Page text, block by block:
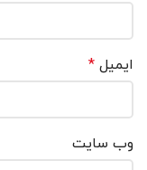
ایمیل*
وب‌ سایت